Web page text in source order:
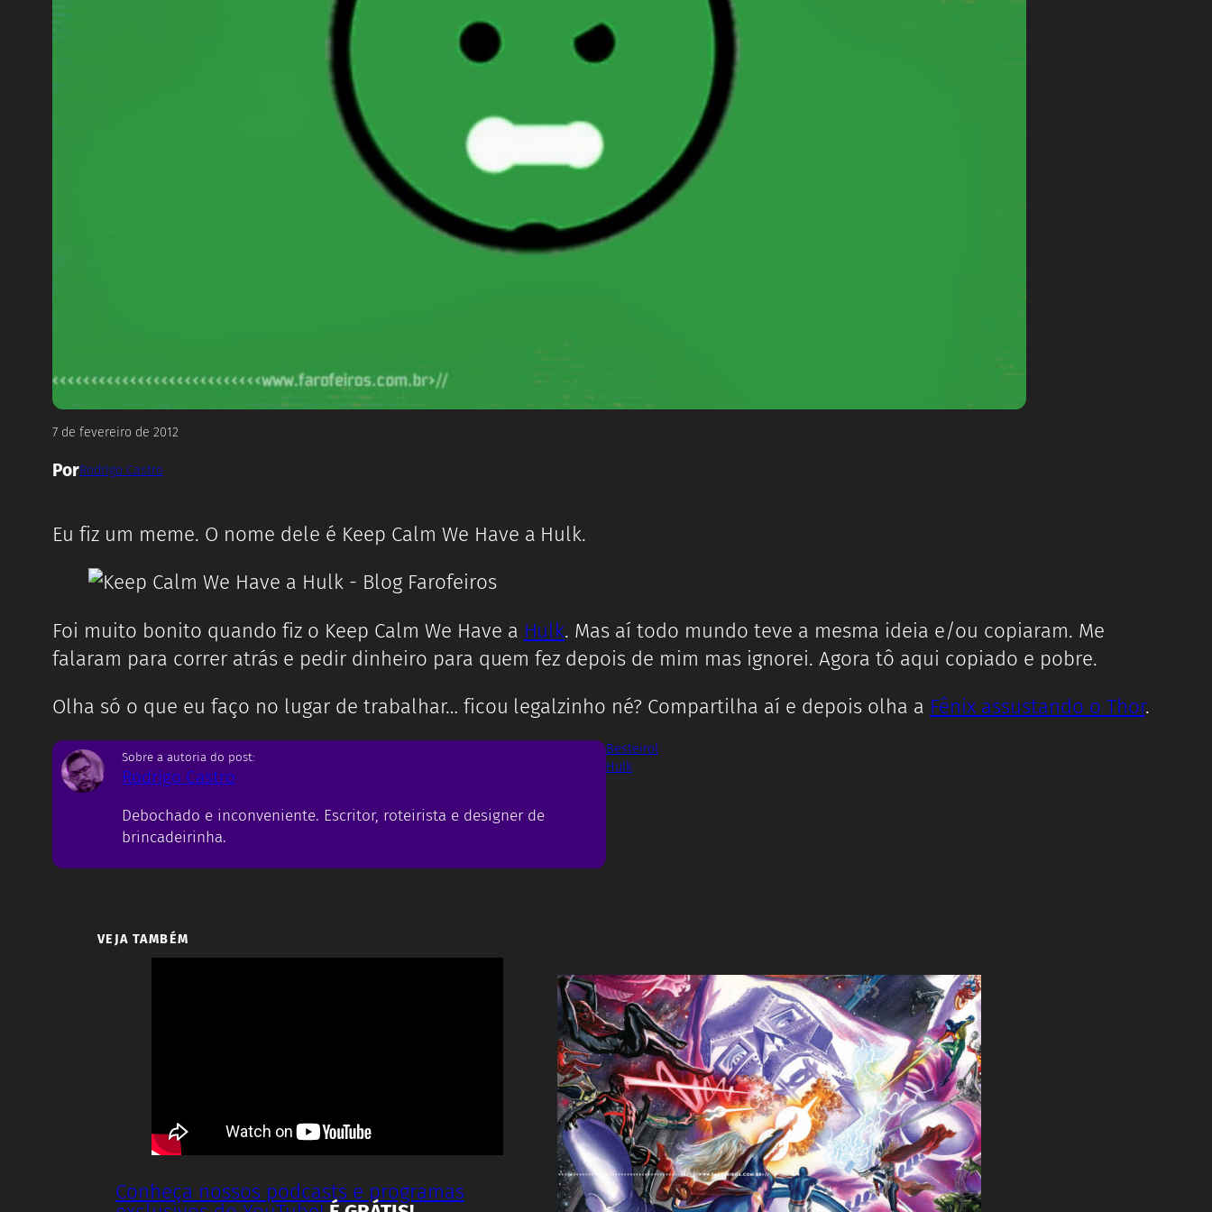
7 de fevereiro de 2012
PorRodrigo Castro
Eu fiz um meme. O nome dele é Keep Calm We Have a Hulk.
Foi muito bonito quando fiz o Keep Calm We Have a Hulk. Mas aí todo mundo teve a mesma ideia e/ou copiaram. Me
falaram para correr atrás e pedir dinheiro para quem fez depois de mim mas ignorei. Agora tô aqui copiado e pobre.
Olha só o que eu faço no lugar de trabalhar… ficou legalzinho né? Compartilha aí e depois olha a Fênix assustando o Thor.
Sobre a autoria do post:
Rodrigo Castro
Debochado e inconveniente. Escritor, roteirista e designer de
brincadeirinha.
Besteirol
Hulk
VEJA TAMBÉM
Conheça nossos podcasts e programas